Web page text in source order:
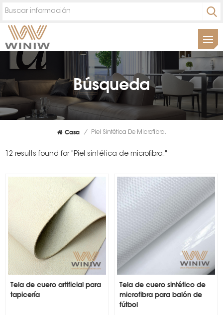
Búsqueda
Casa / Piel Sintética De Microfibra.
12 results found for "Piel sintética de microfibra."
Tela de cuero artificial para
tapicería
Tela de cuero sintético de
microfibra para balón de
fútbol